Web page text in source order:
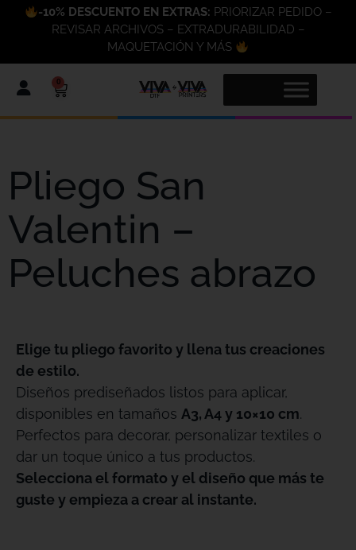
-10% DESCUENTO EN EXTRAS: PRIORIZAR PEDIDO –
REVISAR ARCHIVOS – EXTRADURABILIDAD –
MAQUETACIÓN Y MÁS
0
Pliego San
Valentin –
Peluches abrazo
Elige tu pliego favorito y llena tus creaciones
de estilo.
Diseños prediseñados listos para aplicar,
disponibles en tamaños A3, A4 y 10×10 cm.
Perfectos para decorar, personalizar textiles o
dar un toque único a tus productos.
Selecciona el formato y el diseño que más te
guste y empieza a crear al instante.